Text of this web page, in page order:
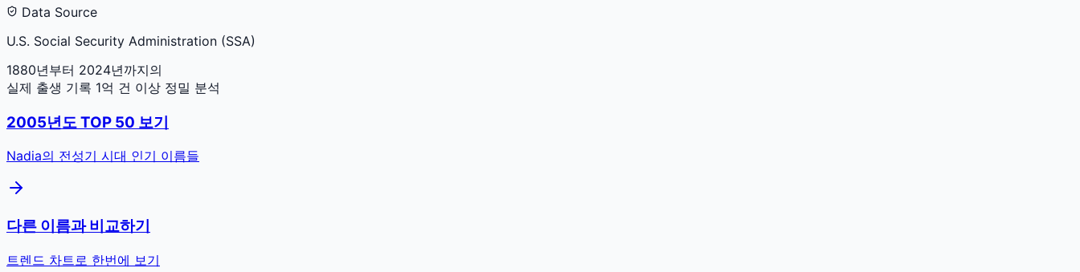
Data Source
U.S. Social Security Administration (SSA)
1880년부터 2024년까지의
실제 출생 기록 1억 건 이상 정밀 분석
2005년도 TOP 50 보기
Nadia의 전성기 시대 인기 이름들
다른 이름과 비교하기
트렌드 차트로 한번에 보기